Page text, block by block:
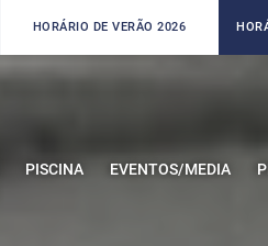
HORÁRIO DE VERÃO 2026
PISCINA EVENTOS/MEDIA